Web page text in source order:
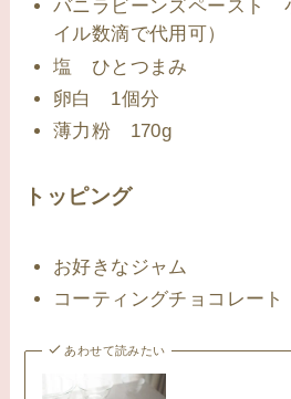
バニラビーンズペースト
イル数滴で代用可）
塩 ひとつまみ
卵白 1個分
薄力粉 170g
トッピング
お好きなジャム
コーティングチョコレート
あわせて読みたい